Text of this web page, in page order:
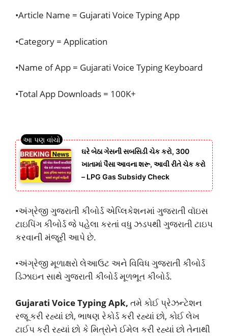
•Article Name = Gujarati Voice Typing App
•Category = Application
•Name of App = Gujarati Voice Typing Keyboard
•Total App Downloads = 100K+
ઘરે બેઠા ગેસની સબસિડી ચેક કરો, 300
ખાતામાં પૈસા આવના શરૂ, આવી રીતે ચેક કરો
– LPG Gas Subsidy Check
•અંગ્રેજી ગુજરાતી કીબોર્ડ એપ્લિકેશનમાં ગુજરાતી વૉઇસ
ટાઇપિંગ કીબોર્ડ જે પહેલા કરતાં વધુ ઝડપથી ગુજરાતી ટાઇપ
કરવાની મંજૂરી આપે છે.
•અંગ્રેજી મૂળાક્ષરો લેઆઉટ અને વિવિધ ગુજરાતી કીબોર્ડ
ડિઝાઇન સાથે ગુજરાતી કીબોર્ડ મૂળભૂત કીબોર્ડ.
Gujarati Voice Typing Apk, તમે કોઈ પ્રેઝન્ટેશન
રજૂ કરી રહ્યાં છો, ભાષણ રેકોર્ડ કરી રહ્યાં છો, કોઈ લેખ
ટાઈપ કરી રહ્યાં છો કે મિત્રોને ઈમેલ કરી રહ્યાં છો તેનાથી